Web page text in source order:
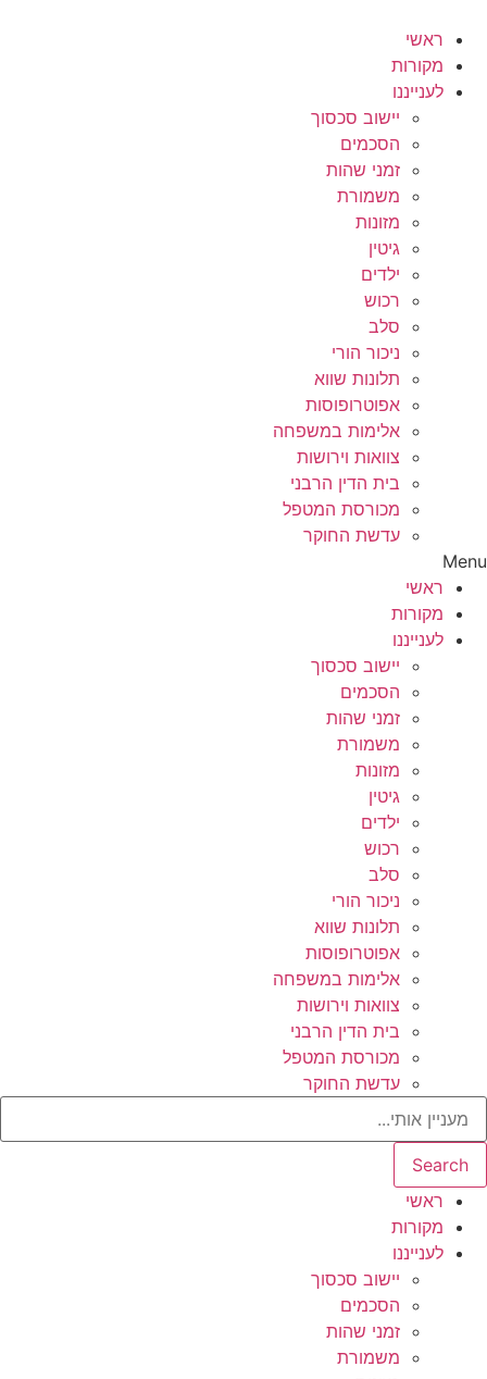
לתוכן
ראשי
מקורות
לענייננו
יישוב סכסוך
הסכמים
זמני שהות
משמורת
מזונות
גיטין
ילדים
רכוש
סלב
ניכור הורי
תלונות שווא
אפוטרופוסות
אלימות במשפחה
צוואות וירושות
בית הדין הרבני
מכורסת המטפל
עדשת החוקר
Menu
ראשי
מקורות
לענייננו
יישוב סכסוך
הסכמים
זמני שהות
משמורת
מזונות
גיטין
ילדים
רכוש
סלב
ניכור הורי
תלונות שווא
אפוטרופוסות
אלימות במשפחה
צוואות וירושות
בית הדין הרבני
מכורסת המטפל
עדשת החוקר
Search
ראשי
מקורות
לענייננו
יישוב סכסוך
הסכמים
זמני שהות
משמורת